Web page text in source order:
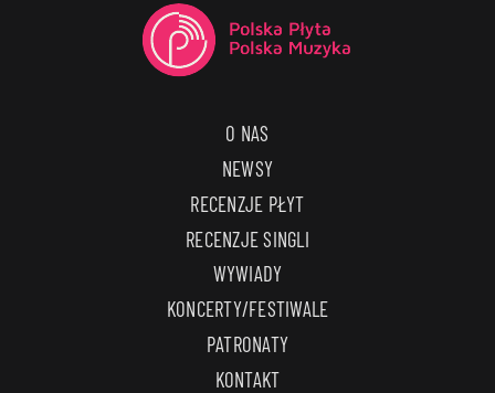
O NAS
NEWSY
RECENZJE PŁYT
RECENZJE SINGLI
WYWIADY
KONCERTY/FESTIWALE
PATRONATY
KONTAKT